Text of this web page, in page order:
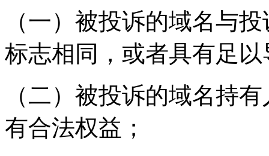
（一）被投诉的域名与
标志相同，或者具有足
（二）被投诉的域名持
有合法权益；